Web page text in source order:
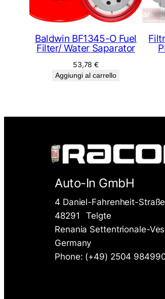
Baldwin BF1345-O Fuel
Filter/ Water Saparator
53,78€
Aggiungi al carrello
Auto-In GmbH
4 Daniel-Fahrenheit-Straße
48291
Telgte
Renania Settentrionale-
Germany
Phone: (+49) 2504